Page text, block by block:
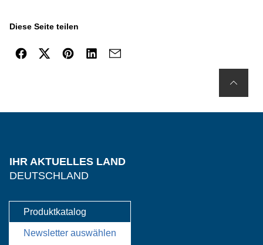
Diese Seite teilen
IHR AKTUELLES LAND
DEUTSCHLAND
Produktkatalog
Newsletter auswählen